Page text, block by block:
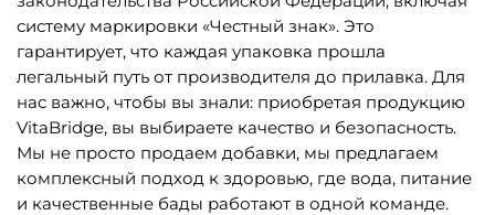
систему маркировки «Честный знак». Это
гарантирует, что каждая упаковка прошла
легальный путь от производителя до прилавка. Для
нас важно, чтобы вы знали: приобретая продукцию
VitaBridge, вы выбираете качество и безопасность.
Мы не просто продаем добавки, мы предлагаем
комплексный подход к здоровью, где вода, питание
и качественные бады работают в одной команде.